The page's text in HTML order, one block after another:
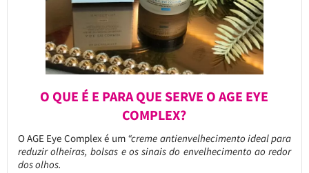
O QUE É E PARA QUE SERVE O AGE EYE
COMPLEX?
O AGE Eye Complex é um “creme antienvelhecimento ideal para
reduzir olheiras, bolsas e os sinais do envelhecimento ao redor
dos olhos.